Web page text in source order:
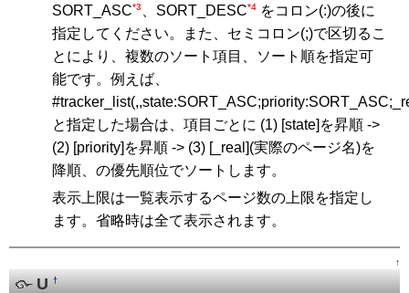
SORT_ASC*3 、SORT_DESC*4 をコロン(:)の後に
指定してください。また、セミコロン(;)で区切るこ
とにより、複数のソート項目、ソート順を指定可
能です。例えば、
と指定した場合は、項目ごとに (1) [state]を昇順 ->
(2) [priority]を昇順 -> (3) [_real](実際のページ名)を
降順、の優先順位でソートします。
表示上限は一覧表示するページ数の上限を指定し
ます。省略時は全て表示されます。
↑
U†